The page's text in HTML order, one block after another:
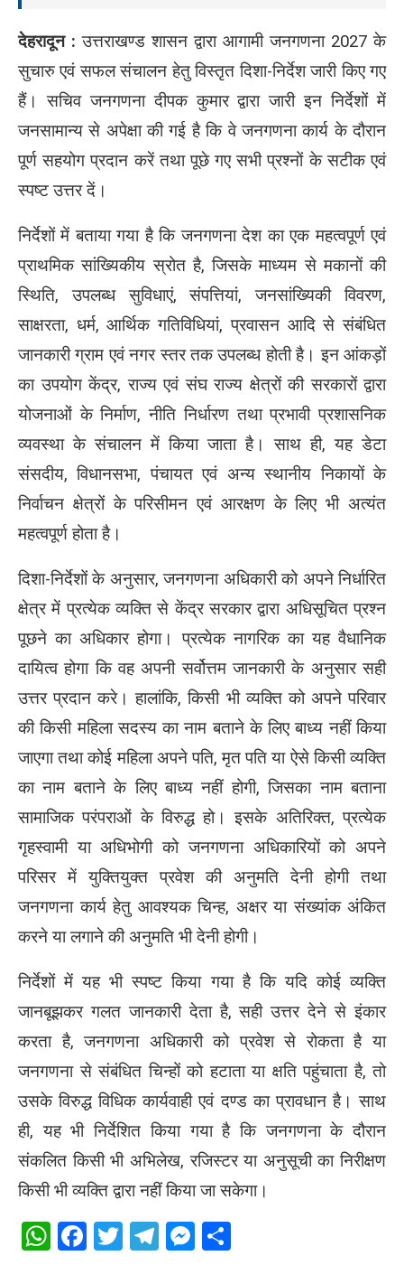
देहरादून : उत्तराखण्ड शासन द्वारा आगामी जनगणना 2027 के
सुचारु एवं सफल संचालन हेतु विस्तृत दिशा-निर्देश जारी किए गए
हैं। सचिव जनगणना दीपक कुमार द्वारा जारी इन निर्देशों में
जनसामान्य से अपेक्षा की गई है कि वे जनगणना कार्य के दौरान
पूर्ण सहयोग प्रदान करें तथा पूछे गए सभी प्रश्नों के सटीक एवं
स्पष्ट उत्तर दें।
निर्देशों में बताया गया है कि जनगणना देश का एक महत्वपूर्ण एवं
प्राथमिक सांख्यिकीय स्रोत है, जिसके माध्यम से मकानों की
स्थिति, उपलब्ध सुविधाएं, संपत्तियां, जनसांख्यिकी विवरण,
साक्षरता, धर्म, आर्थिक गतिविधियां, प्रवासन आदि से संबंधित
जानकारी ग्राम एवं नगर स्तर तक उपलब्ध होती है। इन आंकड़ों
का उपयोग केंद्र, राज्य एवं संघ राज्य क्षेत्रों की सरकारों द्वारा
योजनाओं के निर्माण, नीति निर्धारण तथा प्रभावी प्रशासनिक
व्यवस्था के संचालन में किया जाता है। साथ ही, यह डेटा
संसदीय, विधानसभा, पंचायत एवं अन्य स्थानीय निकायों के
निर्वाचन क्षेत्रों के परिसीमन एवं आरक्षण के लिए भी अत्यंत
महत्वपूर्ण होता है।
दिशा-निर्देशों के अनुसार, जनगणना अधिकारी को अपने निर्धारित
क्षेत्र में प्रत्येक व्यक्ति से केंद्र सरकार द्वारा अधिसूचित प्रश्न
पूछने का अधिकार होगा। प्रत्येक नागरिक का यह वैधानिक
दायित्व होगा कि वह अपनी सर्वोत्तम जानकारी के अनुसार सही
उत्तर प्रदान करे। हालांकि, किसी भी व्यक्ति को अपने परिवार
की किसी महिला सदस्य का नाम बताने के लिए बाध्य नहीं किया
जाएगा तथा कोई महिला अपने पति, मृत पति या ऐसे किसी व्यक्ति
का नाम बताने के लिए बाध्य नहीं होगी, जिसका नाम बताना
सामाजिक परंपराओं के विरुद्ध हो। इसके अतिरिक्त, प्रत्येक
गृहस्वामी या अधिभोगी को जनगणना अधिकारियों को अपने
परिसर में युक्तियुक्त प्रवेश की अनुमति देनी होगी तथा
जनगणना कार्य हेतु आवश्यक चिन्ह, अक्षर या संख्यांक अंकित
करने या लगाने की अनुमति भी देनी होगी।
निर्देशों में यह भी स्पष्ट किया गया है कि यदि कोई व्यक्ति
जानबूझकर गलत जानकारी देता है, सही उत्तर देने से इंकार
करता है, जनगणना अधिकारी को प्रवेश से रोकता है या
जनगणना से संबंधित चिन्हों को हटाता या क्षति पहुंचाता है, तो
उसके विरुद्ध विधिक कार्यवाही एवं दण्ड का प्रावधान है। साथ
ही, यह भी निर्देशित किया गया है कि जनगणना के दौरान
संकलित किसी भी अभिलेख, रजिस्टर या अनुसूची का निरीक्षण
किसी भी व्यक्ति द्वारा नहीं किया जा सकेगा।
WhatsApp
Facebook
Twitter
Telegram
Messenger